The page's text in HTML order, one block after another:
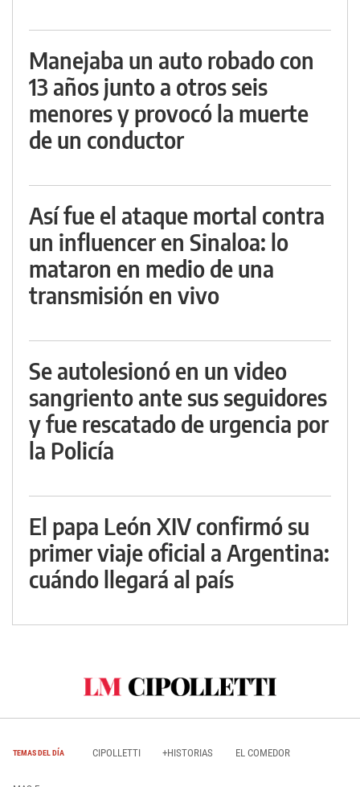
Manejaba un auto robado con
13 años junto a otros seis
menores y provocó la muerte
de un conductor
Así fue el ataque mortal contra
un influencer en Sinaloa: lo
mataron en medio de una
transmisión en vivo
Se autolesionó en un video
sangriento ante sus seguidores
y fue rescatado de urgencia por
la Policía
El papa León XIV confirmó su
primer viaje oficial a Argentina:
cuándo llegará al país
TEMAS DEL DÍA CIPOLLETTI +HISTORIAS EL COMEDOR